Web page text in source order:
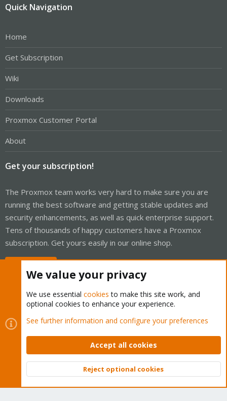
Quick Navigation
Home
Get Subscription
Wiki
Downloads
Proxmox Customer Portal
About
Get your subscription!
The Proxmox team works very hard to make sure you are
running the best software and getting stable updates and
security enhancements, as well as quick enterprise support.
Tens of thousands of happy customers have a Proxmox
subscription. Get yours easily in our online shop.
Cookies
Proxmox Support Forum - Light Mode
Contact us
Terms and rules Privacy policy Help Home
Community platform by XenForo © 2010-2026 XenForo Ltd.
Top
We value your privacy
We use essential cookies to make this site work, and
optional cookies to enhance your experience.
See further information and configure your preferences
Accept all cookies
Reject optional cookies